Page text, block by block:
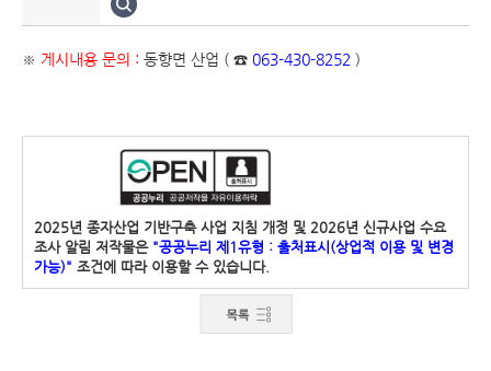
※ 게시내용 문의 : 동향면 산업 ( ☎ 063-430-8252 )
2025년 종자산업 기반구축 사업 지침 개정 및 2026년 신규사업 수요
조사 알림 저작물은 "공공누리 제1유형 : 출처표시(상업적 이용 및 변경
가능)" 조건에 따라 이용할 수 있습니다.